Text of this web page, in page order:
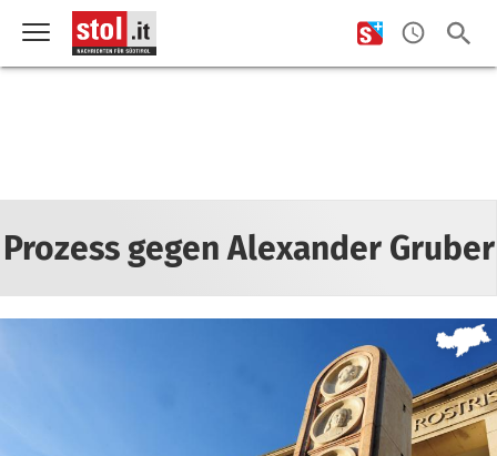
Prozess gegen Alexander Gruber